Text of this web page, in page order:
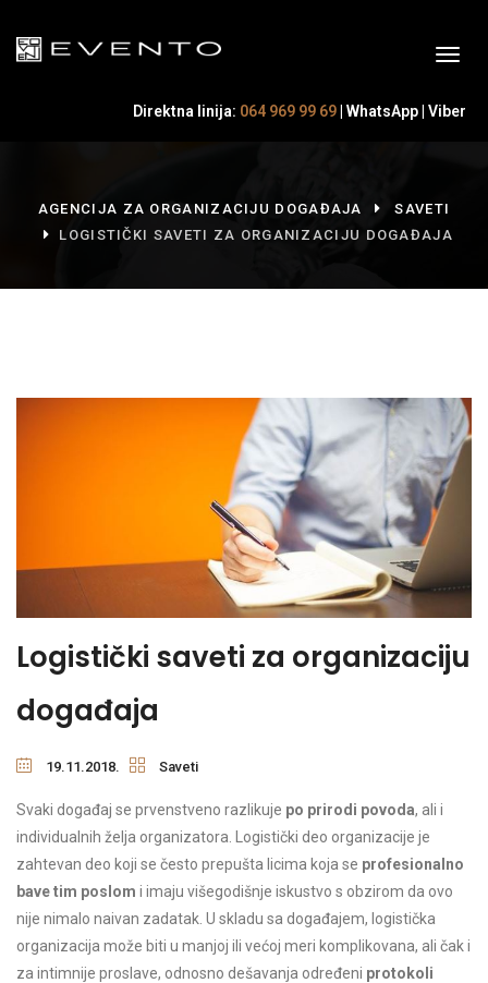
Direktna linija: 064 969 99 69 WhatsApp Viber
AGENCIJA ZA ORGANIZACIJU DOGAĐAJA
SAVETI
LOGISTIČKI SAVETI ZA ORGANIZACIJU DOGAĐAJA
Logistički saveti za organizaciju
događaja
19.11.2018. Saveti
Svaki događaj se prvenstveno razlikuje po prirodi povoda, ali i
individualnih želja organizatora. Logistički deo organizacije je
zahtevan deo koji se često prepušta licima koja se profesionalno
bave tim poslom i imaju višegodišnje iskustvo s obzirom da ovo
nije nimalo naivan zadatak. U skladu sa događajem, logistička
organizacija može biti u manjoj ili većoj meri komplikovana, ali čak i
za intimnije proslave, odnosno dešavanja određeni protokoli